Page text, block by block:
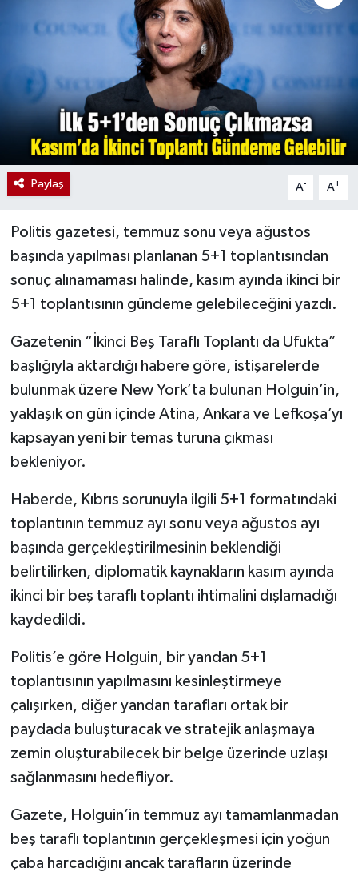
Paylaş A- A+
Politis gazetesi, temmuz sonu veya ağustos
başında yapılması planlanan 5+1 toplantısından
sonuç alınamaması halinde, kasım ayında ikinci bir
5+1 toplantısının gündeme gelebileceğini yazdı.
Gazetenin “İkinci Beş Taraflı Toplantı da Ufukta”
başlığıyla aktardığı habere göre, istişarelerde
bulunmak üzere New York’ta bulunan Holguin’in,
yaklaşık on gün içinde Atina, Ankara ve Lefkoşa’yı
kapsayan yeni bir temas turuna çıkması
bekleniyor.
Haberde, Kıbrıs sorunuyla ilgili 5+1 formatındaki
toplantının temmuz ayı sonu veya ağustos ayı
başında gerçekleştirilmesinin beklendiği
belirtilirken, diplomatik kaynakların kasım ayında
ikinci bir beş taraflı toplantı ihtimalini dışlamadığı
kaydedildi.
Politis’e göre Holguin, bir yandan 5+1
toplantısının yapılmasını kesinleştirmeye
çalışırken, diğer yandan tarafları ortak bir
paydada buluşturacak ve stratejik anlaşmaya
zemin oluşturabilecek bir belge üzerinde uzlaşı
sağlanmasını hedefliyor.
Gazete, Holguin’in temmuz ayı tamamlanmadan
beş taraflı toplantının gerçekleşmesi için yoğun
çaba harcadığını ancak tarafların üzerinde